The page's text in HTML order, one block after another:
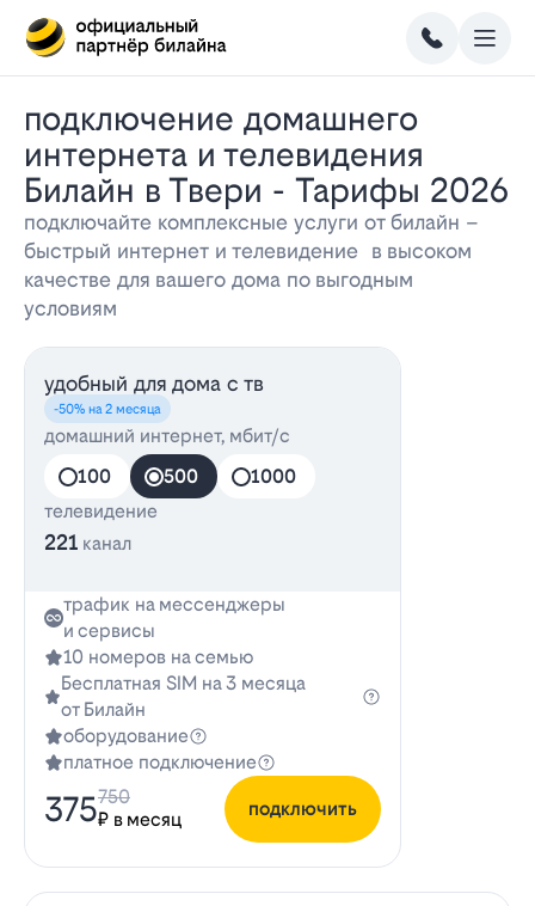
Подключение домашнего
интернета и телевидения
Билайн в Твери - Тарифы 2026
подключайте комплексные услуги от билайн –
быстрый интернет и телевидение в высоком
качестве для вашего дома по выгодным
условиям
удобный для дома с тв
-50% на 2 месяца
домашний интернет, мбит/с
100
500
1000
телевидение
221 канал
трафик на мессенджеры
и сервисы
10 номеров на семью
Бесплатная SIM на 3 месяца
от Билайн
оборудование
платное подключение
375₽ в месяц
750
подключить